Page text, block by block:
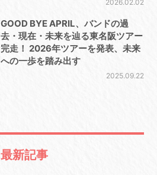
2026.02.02
GOOD BYE APRIL、バンドの過
去・現在・未来を辿る東名阪ツアー
完走！ 2026年ツアーを発表、未来
への一歩を踏み出す
2025.09.22
最新記事